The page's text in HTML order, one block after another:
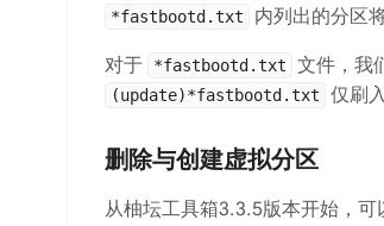
*fastbootd.txt 内列出的分区
对于 *fastbootd.txt 文件，我
(update)*fastbootd.txt 仅刷
删除与创建虚拟分区
从柚坛工具箱3.3.5版本开始，可